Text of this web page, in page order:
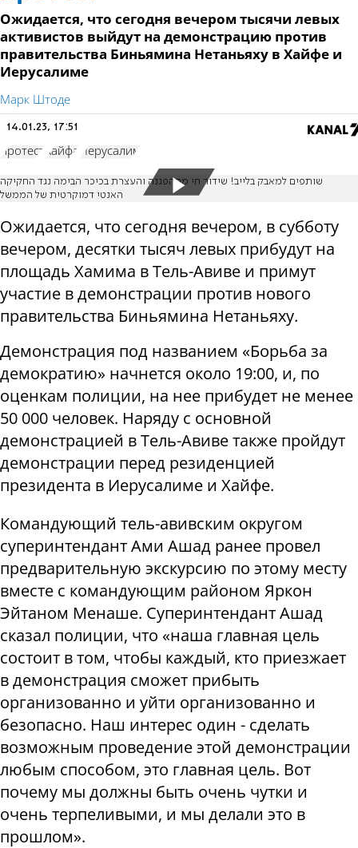
Ожидается, что сегодня вечером тысячи левых
активистов выйдут на демонстрацию против
правительства Биньямина Нетаньяху в Хайфе и
Иерусалиме
Марк Штоде
14.01.23, 17:51
протест Хайфа Иерусалим
שותפים למאבק בלייב! שידור חי מההפגנה והעצרת בכיכר הבימה נגד החקיקה
האנטי דמוקרטית של הממשל
Ожидается, что сегодня вечером, в субботу
вечером, десятки тысяч левых прибудут на
площадь Хамима в Тель-Авиве и примут
участие в демонстрации против нового
правительства Биньямина Нетаньяху.
Демонстрация под названием «Борьба за
демократию» начнется около 19:00, и, по
оценкам полиции, на нее прибудет не менее
50 000 человек. Наряду с основной
демонстрацией в Тель-Авиве также пройдут
демонстрации перед резиденцией
президента в Иерусалиме и Хайфе.
Командующий тель-авивским округом
суперинтендант Ами Ашад ранее провел
предварительную экскурсию по этому месту
вместе с командующим районом Яркон
Эйтаном Менаше. Суперинтендант Ашад
сказал полиции, что «наша главная цель
состоит в том, чтобы каждый, кто приезжает
в демонстрация сможет прибыть
организованно и уйти организованно и
безопасно. Наш интерес один - сделать
возможным проведение этой демонстрации
любым способом, это главная цель. Вот
почему мы должны быть очень чутки и
очень терпеливыми, и мы делали это в
прошлом».